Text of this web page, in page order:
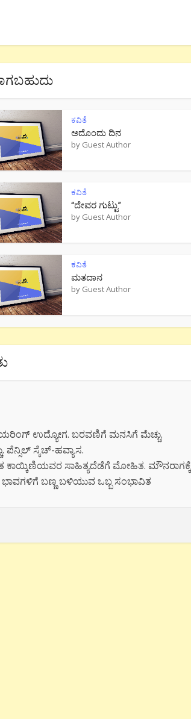
ಕವಿತೆ
ಅದೊಂದು ದಿನ
by Guest Author
ಕವಿತೆ
“ದೇವರ ಗುಟ್ಟು”
by Guest Author
ಕವಿತೆ
ಮತದಾನ
by Guest Author
ಉದ್ಯೋಗ. ಬರವಣಿಗೆ ಮನಸಿಗೆ ಮೆಚ್ಚು.
ಪೆನ್ಸಿಲ್ ಸ್ಕೆಚ್-ಹವ್ಯಾಸ.
ಕಾಯ್ಕಿಣಿಯವರ ಸಾಹಿತ್ಯದೆಡೆಗೆ ಮೋಹಿತ. ಮೌನರಾಗಕ್ಕೆ
ಭಾವಗಳಿಗೆ ಬಣ್ಣ ಬಳಿಯುವ ಒಬ್ಬ ಸಂಭಾವಿತ